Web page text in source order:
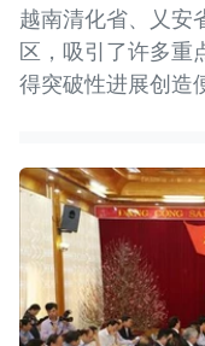
越南清化省、乂安
区，吸引了许多重
得突破性进展创造